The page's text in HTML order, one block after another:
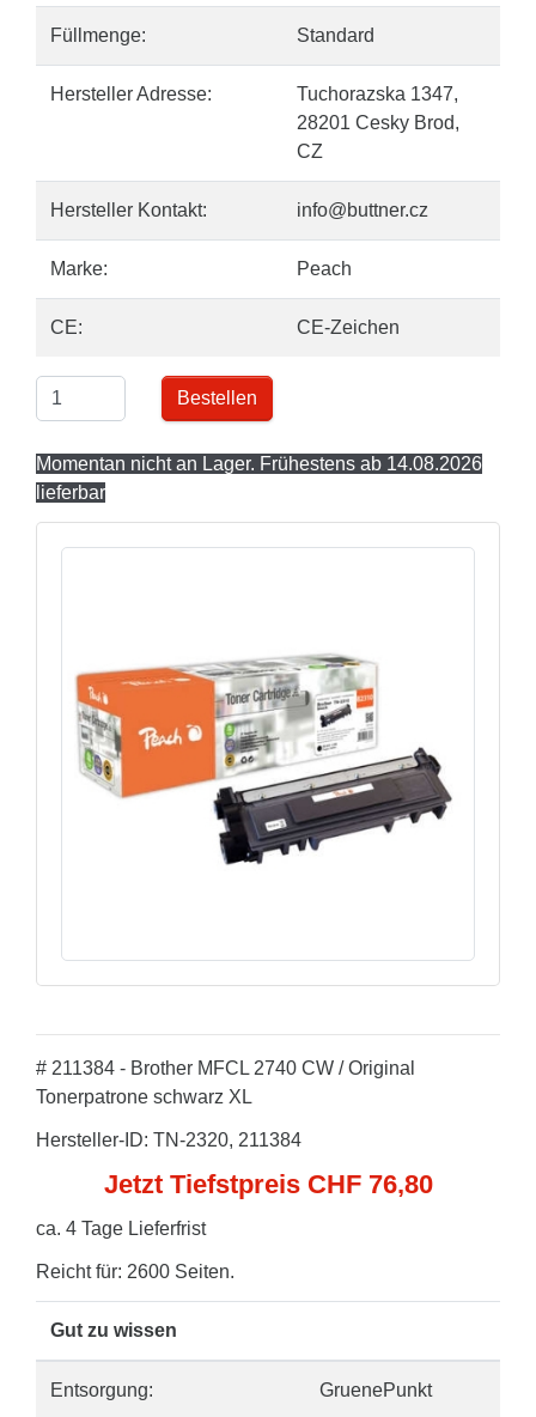
Füllmenge: Standard
Hersteller Adresse:
Tuchorazska 1347,
28201 Cesky Brod,
CZ
Hersteller Kontakt: info@buttner.cz
Marke: Peach
CE: CE-Zeichen
Bestellen
Momentan nicht an Lager. Frühestens ab 14.08.2026
lieferbar
# 211384 - Brother MFCL 2740 CW / Original
Tonerpatrone schwarz XL
Hersteller-ID: TN-2320, 211384
Jetzt Tiefstpreis CHF 76,80
ca. 4 Tage Lieferfrist
Reicht für: 2600 Seiten.
Gut zu wissen
Entsorgung: GruenePunkt